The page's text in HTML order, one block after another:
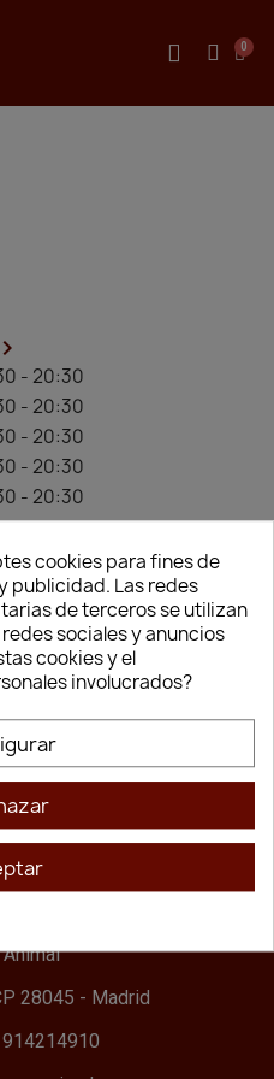

- 20:30
- 20:30
- 20:30
- 20:30
- 20:30
nosotros
cookies
Marcas
28045 - Madrid
cookies para fines de
publicidad. Las redes
de terceros se utilizan
sociales y anuncios
cookies y el
involucrados?